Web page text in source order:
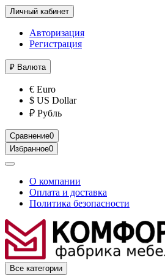
Личный кабинет
Авторизация
Регистрация
₽ Валюта
€ Euro
$ US Dollar
₽ Рубль
Сравнение0
Избранное0
О компании
Оплата и доставка
Политика безопасности
Все категории